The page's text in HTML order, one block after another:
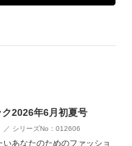
2026年6月初夏号
／ シリーズNo：012606
いあなたのためのファッショ